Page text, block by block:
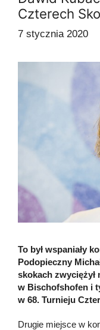
Czterech
7 stycznia 2020
To był wspaniały
Podopieczny
skokach zwyciężył
w Bischofshofen i
w 68. Turnieju
Drugie miejsce w